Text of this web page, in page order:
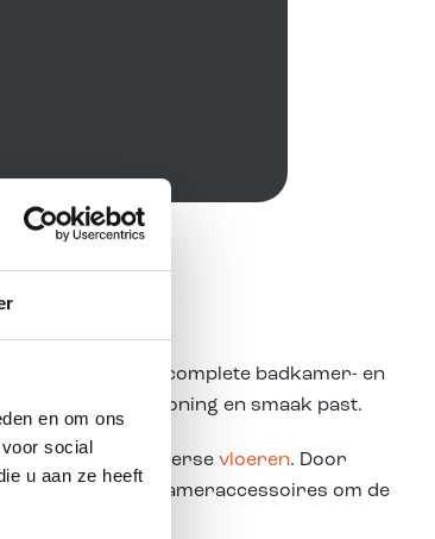
en om ons
social
u aan ze heeft
ontdek je complete badkamer- en
wat bij jouw woning en smaak past.
vloertegels en diverse vloeren. Door
badkameraccessoires om de